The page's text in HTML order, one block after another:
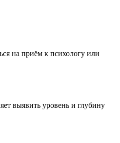
на приём к психологу или
выявить уровень и глубину